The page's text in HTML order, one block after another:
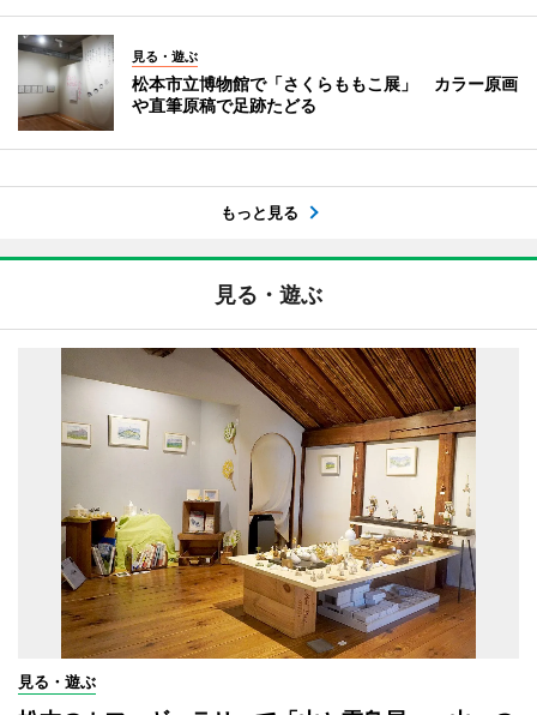
見る・遊ぶ
松本市立博物館で「さくらももこ展」 カラー原画
や直筆原稿で足跡たどる
もっと見る
見る・遊ぶ
見る・遊ぶ